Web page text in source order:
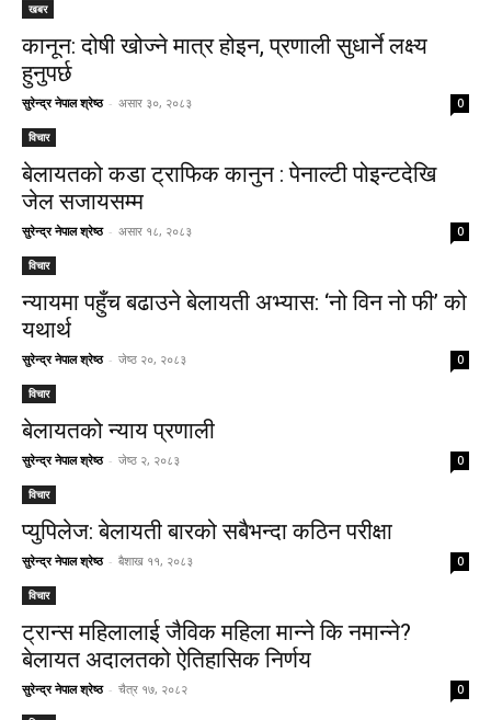
खबर
कानून: दोषी खोज्ने मात्र होइन, प्रणाली सुधार्ने लक्ष्य
हुनुपर्छ
सुरेन्द्र नेपाल श्रेष्ठ - असार ३०, २०८३ 0
विचार
बेलायतको कडा ट्राफिक कानुन : पेनाल्टी पोइन्टदेखि
जेल सजायसम्म
सुरेन्द्र नेपाल श्रेष्ठ - असार १८, २०८३ 0
विचार
न्यायमा पहुँच बढाउने बेलायती अभ्यास: ‘नो विन नो फी’ को
यथार्थ
सुरेन्द्र नेपाल श्रेष्ठ - जेष्ठ २०, २०८३ 0
विचार
बेलायतको न्याय प्रणाली
सुरेन्द्र नेपाल श्रेष्ठ - जेष्ठ २, २०८३ 0
विचार
प्युपिलेज: बेलायती बारको सबैभन्दा कठिन परीक्षा
सुरेन्द्र नेपाल श्रेष्ठ - बैशाख ११, २०८३ 0
विचार
ट्रान्स महिलालाई जैविक महिला मान्ने कि नमान्ने?
बेलायत अदालतको ऐतिहासिक निर्णय
सुरेन्द्र नेपाल श्रेष्ठ - चैत्र १७, २०८२ 0